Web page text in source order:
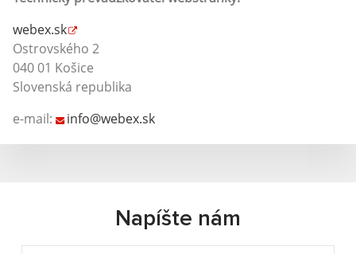
webex.sk
Ostrovského 2
040 01 Košice
Slovenská republika
e-mail:
info@webex.sk
Napíšte nám